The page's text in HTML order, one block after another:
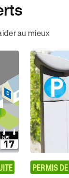
au mieux
PERMIS